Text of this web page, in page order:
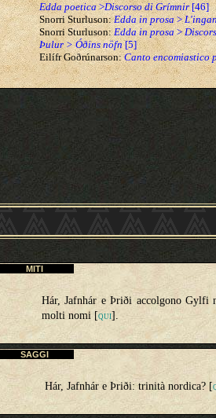
Edda poetica>Discorso di Grímnir[46]
Snorri Sturluson:Edda in prosa>
Snorri Sturluson:Edda in prosa>
Þulur > Óðins nöfn[5]
Eilífr Goðrúnarson:Canto encomiastico
MITI
Hár, Jafnhár e Þriði accolgono Gylfi
molti nomi [QUI].
SAGGI
Hár, Jafnhár e Þriði: trinità nordica? [